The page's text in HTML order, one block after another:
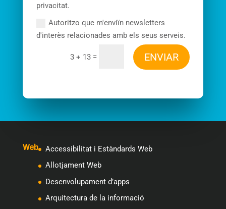
privacitat.
Autoritzo que m'enviïn newsletters
d'interès relacionades amb els seus serveis.
3 + 13 = ENVIAR
Web
Accessibilitat i Estàndards Web
Allotjament Web
Desenvolupament d’apps
Arquitectura de la informació